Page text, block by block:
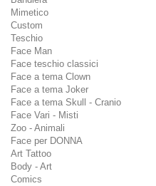
Mimetico
Custom
Teschio
Face Man
Face teschio classici
Face a tema Clown
Face a tema Joker
Face a tema Skull - Cranio
Face Vari - Misti
Zoo - Animali
Face per DONNA
Art Tattoo
Body - Art
Comics